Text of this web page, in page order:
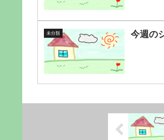
未分類 今週の